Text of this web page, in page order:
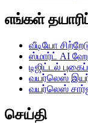
எங்கள்
வீடியோ
ஸ்மார்ட் AI
டிஜிட்டல்
வயர்லெஸ்
வயர்லெஸ்
செய்தி